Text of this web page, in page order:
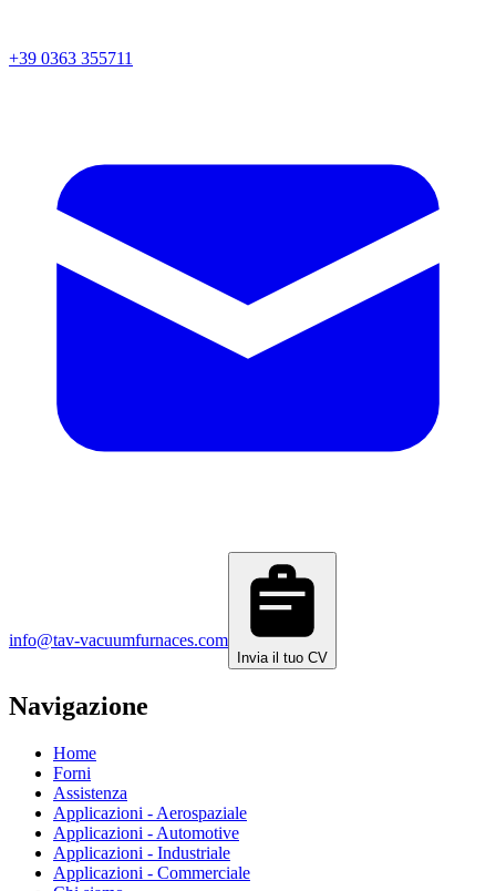
+39 0363 355711
info@tav-vacuumfurnaces.com
Invia il tuo CV
Navigazione
Home
Forni
Assistenza
Applicazioni - Aerospaziale
Applicazioni - Automotive
Applicazioni - Industriale
Applicazioni - Commerciale